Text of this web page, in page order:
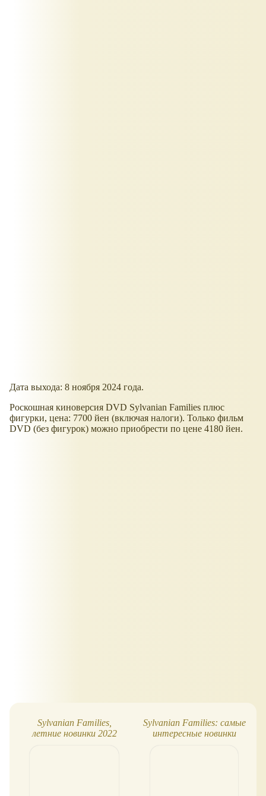
Дата выхода: 8 ноября 2024 года.
Роскошная киноверсия DVD Sylvanian Families плюс
фигурки, цена: 7700 йен (включая налоги). Только фильм
DVD (без фигурок) можно приобрести по цене 4180 йен.
Sylvanian Families,
летние новинки 2022
Sylvanian Families: самые
интересные новинки